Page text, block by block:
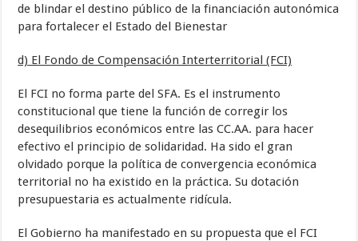
de blindar el destino público de la financiación autonómica
para fortalecer el Estado del Bienestar
d) El Fondo de Compensación Interterritorial (FCI)
El FCI no forma parte del SFA. Es el instrumento
constitucional que tiene la función de corregir los
desequilibrios económicos entre las CC.AA. para hacer
efectivo el principio de solidaridad. Ha sido el gran
olvidado porque la política de convergencia económica
territorial no ha existido en la práctica. Su dotación
presupuestaria es actualmente ridícula.
El Gobierno ha manifestado en su propuesta que el FCI